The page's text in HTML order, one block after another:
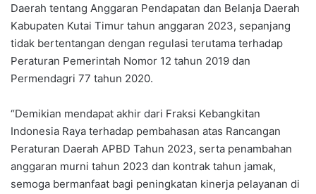
Daerah tentang Anggaran Pendapatan dan Belanja Daerah
Kabupaten Kutai Timur tahun anggaran 2023, sepanjang
tidak bertentangan dengan regulasi terutama terhadap
Peraturan Pemerintah Nomor 12 tahun 2019 dan
Permendagri 77 tahun 2020.
“Demikian mendapat akhir dari Fraksi Kebangkitan
Indonesia Raya terhadap pembahasan atas Rancangan
Peraturan Daerah APBD Tahun 2023, serta penambahan
anggaran murni tahun 2023 dan kontrak tahun jamak,
semoga bermanfaat bagi peningkatan kinerja pelayanan di